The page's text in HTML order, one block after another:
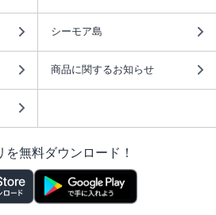
シーモア島
商品に関するお知らせ
を無料ダウンロード！